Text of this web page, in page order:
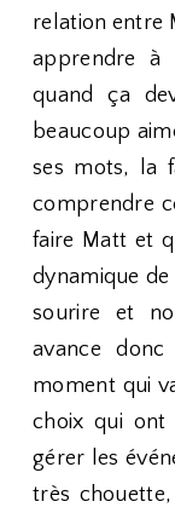
relation entre
apprendre
quand ça
beaucoup
ses mots, la
comprendre
faire Matt et
dynamique
sourire et
avance
moment qui
choix qui
gérer les
très